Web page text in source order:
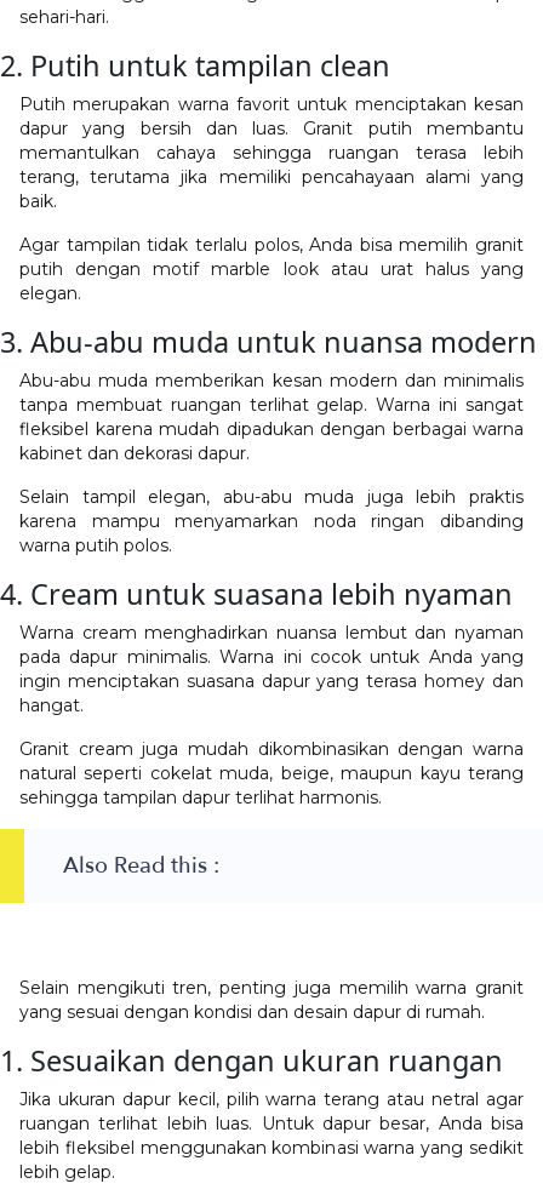
sehari-hari.
2. Putih untuk tampilan clean
Putih merupakan warna favorit untuk menciptakan kesan
dapur yang bersih dan luas. Granit putih membantu
memantulkan cahaya sehingga ruangan terasa lebih
terang, terutama jika memiliki pencahayaan alami yang
baik.
Agar tampilan tidak terlalu polos, Anda bisa memilih granit
putih dengan motif marble look atau urat halus yang
elegan.
3. Abu-abu muda untuk nuansa modern
Abu-abu muda memberikan kesan modern dan minimalis
tanpa membuat ruangan terlihat gelap. Warna ini sangat
fleksibel karena mudah dipadukan dengan berbagai warna
kabinet dan dekorasi dapur.
Selain tampil elegan, abu-abu muda juga lebih praktis
karena mampu menyamarkan noda ringan dibanding
warna putih polos.
4. Cream untuk suasana lebih nyaman
Warna cream menghadirkan nuansa lembut dan nyaman
pada dapur minimalis. Warna ini cocok untuk Anda yang
ingin menciptakan suasana dapur yang terasa homey dan
hangat.
Granit cream juga mudah dikombinasikan dengan warna
natural seperti cokelat muda, beige, maupun kayu terang
sehingga tampilan dapur terlihat harmonis.
Also Read this :
Selain mengikuti tren, penting juga memilih warna granit
yang sesuai dengan kondisi dan desain dapur di rumah.
1. Sesuaikan dengan ukuran ruangan
Jika ukuran dapur kecil, pilih warna terang atau netral agar
ruangan terlihat lebih luas. Untuk dapur besar, Anda bisa
lebih fleksibel menggunakan kombinasi warna yang sedikit
lebih gelap.